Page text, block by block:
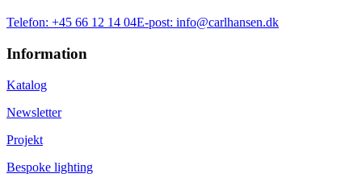
Telefon: +45 66 12 14 04E-post: info@carlhansen.dk
Information
Katalog
Newsletter
Projekt
Bespoke lighting